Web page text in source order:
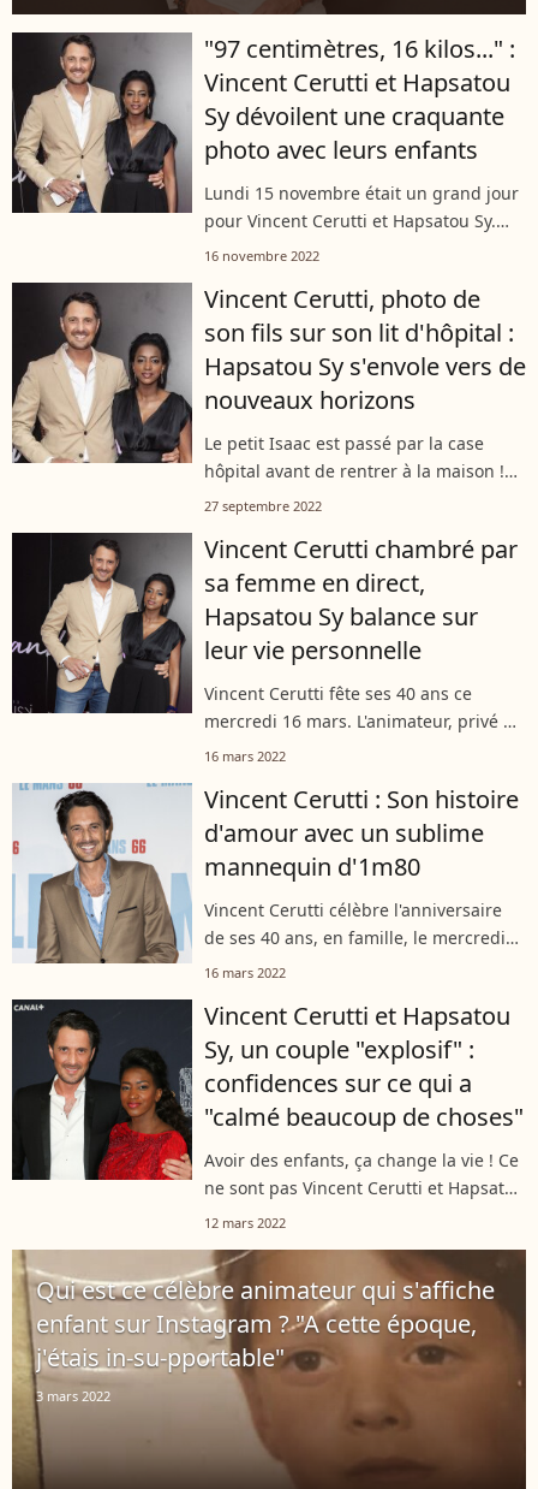
"97 centimètres, 16 kilos..." :
Vincent Cerutti et Hapsatou
Sy dévoilent une craquante
photo avec leurs enfants
Lundi 15 novembre était un grand jour
pour Vincent Cerutti et Hapsatou Sy.
Leur fils Isaac a célébré son
l'animateur a partagé une photo de
leur tendre...
16 novembre 2022
Vincent Cerutti, photo de
son fils sur son lit d'hôpital :
Hapsatou Sy s'envole vers de
nouveaux horizons
Le petit Isaac est passé par la case
hôpital avant de rentrer à la maison !
C'est son célèbre papa, Vincent Cerutti,
les réseaux sociaux. Toutefois,...
27 septembre 2022
Vincent Cerutti chambré par
sa femme en direct,
Hapsatou Sy balance sur
leur vie personnelle
Vincent Cerutti fête ses 40 ans ce
mercredi 16 mars. L'animateur, privé de
sa compagne Hapsatou Sy, partie au
pour l'occasion dans la matinale...
16 mars 2022
Vincent Cerutti : Son histoire
d'amour avec un sublime
mannequin d'1m80
Vincent Cerutti célèbre l'anniversaire
de ses 40 ans, en famille, le mercredi
16 mars 2022. Difficile de dire s'il
de la part de sa superbe ex,...
16 mars 2022
Vincent Cerutti et Hapsatou
Sy, un couple "explosif" :
confidences sur ce qui a
"calmé beaucoup de choses"
Avoir des enfants, ça change la vie ! Ce
ne sont pas Vincent Cerutti et Hapsatou
Sy qui diront le contraire, pour qui tout
d'une interview pour Jordan...
12 mars 2022
Qui est ce célèbre animateur qui s'affiche
enfant sur Instagram ? "A cette époque,
j'étais in-su-pportable"
3 mars 2022